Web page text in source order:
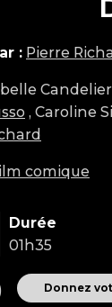
: Pierre
, Caroline
comique
Durée
01h35
Donnez